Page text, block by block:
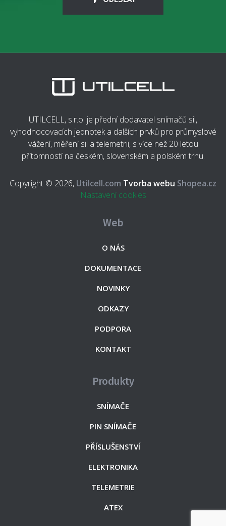
UTILCELL, s.r.o. je přední dodavatel snímačů sil,
vyhodnocovacích jednotek a dalších prvků pro průmyslové
vážení, měření sil a telemetrii, s více než 20 letou
přítomností na českém, slovenském a polském trhu.
Copyright © 2026, Utilcell.com Tvorba webu Shopea.cz
Nastavení cookies
Web
O NÁS
DOKUMENTACE
NOVINKY
ODKAZY
PODPORA
KONTAKT
Produkty
SNÍMAČE
PIN SNÍMAČE
PŘÍSLUŠENSTVÍ
ELEKTRONIKA
TELEMETRIE
ATEX